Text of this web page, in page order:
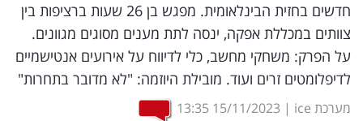
שיווק
ופרסום
משפט
חדשים בחזית הבינלאומית. מפגש בן 26 שעות ברציפות בין
צוותים במכללת אפקה, ינסה לתת מענים מסוגים מגוונים.
על הפרק: משחקי מחשב, כלי לדיווח על אירועים אנטישמיים
לדיפלומטים זרים ועוד. מובילת היוזמה: "לא מדובר בתחרות"
מערכת ice |
15/11/2023
13:35